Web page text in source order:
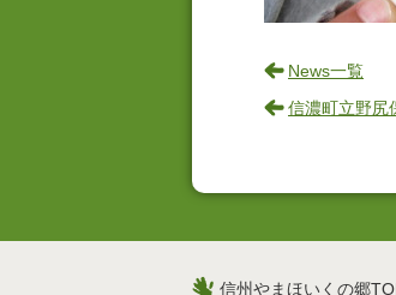
News一覧
信濃町立野尻
信州やまほいくの郷